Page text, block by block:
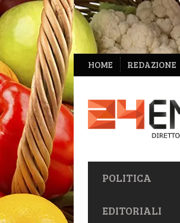
NAVIGAZIONE
SECONDARIA
HOME REDAZIONE
NAVIGAZIONE
PRIMARIA
POLITICA
EDITORIALI